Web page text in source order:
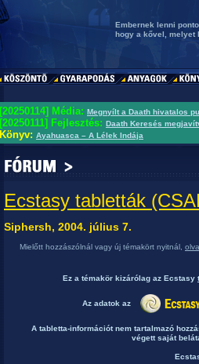
Embernek lenni
hogy a kővel, melyet
[20250114] Média: Megnyílt a Daath hivatalos
[20250111] Fejlesztés: Daath Keresés
Könyv: Ayahuasca – A Lélek Indája
Ecstasy tabletták
Siphersh, 2004. július 7.
Mielőtt hozzászólnál vagy új témakört nyitnál,
Ez a témakör kizárólag az Ecstasy
Az adatok az
A tabletta-információt nem tartalmazó
végett saját